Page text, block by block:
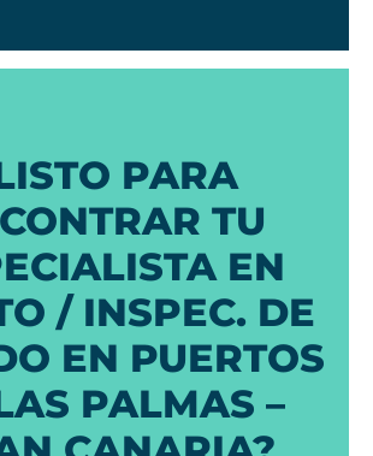
PARA
TU
EN
/ INSPEC. DE
EN PUERTOS
PALMAS –